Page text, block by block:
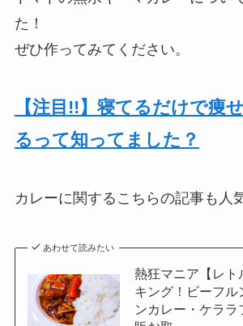
た！
ぜひ作ってみてください。
【注目!!】寝てるだけで痩
るって知ってました？
カレーに関するこちらの記事も人
あわせて読みたい
熱狂マニア【レト
キング！ビーフル
ンカレー・ケララ